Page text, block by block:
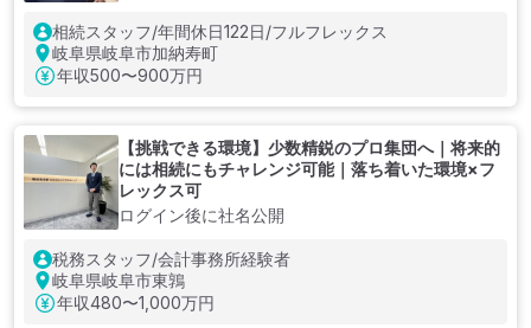
相続スタッフ/年間休日122日/フルフレックス
岐阜県岐阜市加納寿町
年収500〜900万円
【挑戦できる環境】少数精鋭のプロ集団へ｜将来的
には相続にもチャレンジ可能｜落ち着いた環境×フ
レックス可
ログイン後に社名公開
税務スタッフ/会計事務所経験者
岐阜県岐阜市東鶉
年収480〜1,000万円